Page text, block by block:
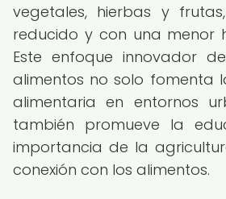
vegetales, hierbas y
reducido y con una menor
Este enfoque innovador
alimentos no solo fomenta
alimentaria en entornos
también promueve la
importancia de la
conexión con los alimentos.